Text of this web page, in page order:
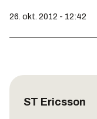
26. okt. 2012 - 12:42
ST Ericsson